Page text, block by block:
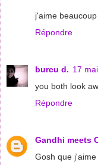
j'aime
Répondre
burcu d. 17
you both look
Répondre
Gandhi meets
Gosh que